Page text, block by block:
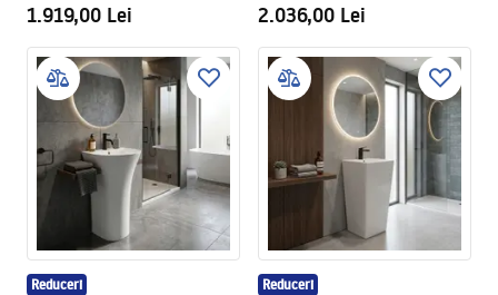
1.919,00 Lei 2.036,00 Lei
Reduceri Reduceri